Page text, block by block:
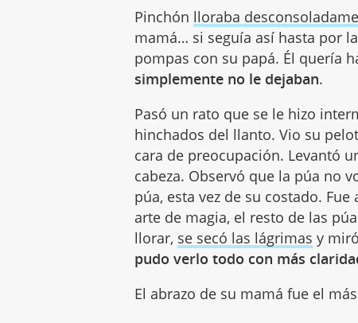
Pinchón lloraba
mamá… si seguía así hasta por
pompas con su papá. Él quería
simplemente no le dejaban.
Pasó un rato que se le hizo
hinchados del llanto. Vio su
cara de preocupación. Levantó
cabeza. Observó que la púa no
púa, esta vez de su costado.
arte de magia, el resto de las
llorar, se secó las lágrimas y
pudo verlo todo con más
El abrazo de su mamá fue el